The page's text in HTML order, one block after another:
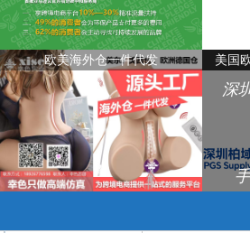
欧美海外仓一件代发 美国
深